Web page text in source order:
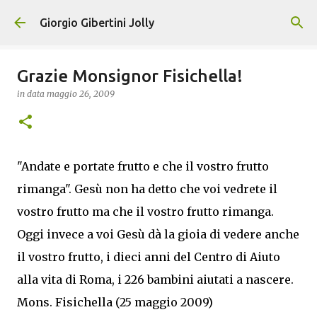
Passa ai contenuti principali
Giorgio Gibertini Jolly
Grazie Monsignor Fisichella!
in data maggio 26, 2009
"Andate e portate frutto e che il vostro frutto
rimanga". Gesù non ha detto che voi vedrete il
vostro frutto ma che il vostro frutto rimanga.
Oggi invece a voi Gesù dà la gioia di vedere anche
il vostro frutto, i dieci anni del Centro di Aiuto
alla vita di Roma, i 226 bambini aiutati a nascere.
Mons. Fisichella (25 maggio 2009)